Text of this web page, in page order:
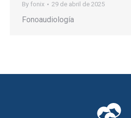
By fonix 29 de abril de 2025
Fonoaudiología